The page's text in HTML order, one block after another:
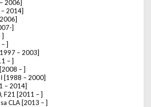
2006]
2014]
]
]
]
– 2003]
– ]
– ]
[1988 – 2000]
– 2014]
F21 [2011 – ]
CLA [2013 – ]